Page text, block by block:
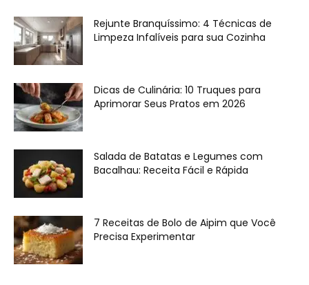
Rejunte Branquíssimo: 4 Técnicas de
Limpeza Infalíveis para sua Cozinha
Dicas de Culinária: 10 Truques para
Aprimorar Seus Pratos em 2026
Salada de Batatas e Legumes com
Bacalhau: Receita Fácil e Rápida
7 Receitas de Bolo de Aipim que Você
Precisa Experimentar